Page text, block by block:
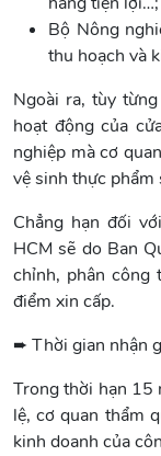
Bộ Nông
thu hoạch và
Ngoài ra, tùy
hoạt động của
nghiệp mà cơ
vệ sinh thực phẩm
Chẳng hạn đối
HCM sẽ do Ban
chỉnh, phân công
điểm xin cấp.
➨ Thời gian nhận
Trong thời hạn 15
lệ, cơ quan thẩm
kinh doanh của